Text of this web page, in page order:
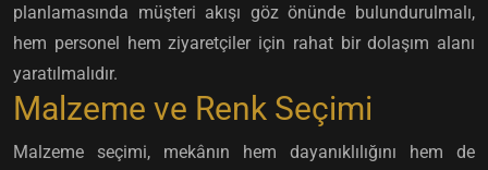
planlamasında müşteri akışı göz önünde bulundurulmalı,
hem personel hem ziyaretçiler için rahat bir dolaşım alanı
yaratılmalıdır.
Malzeme ve Renk Seçimi
Malzeme seçimi, mekânın hem dayanıklılığını hem de